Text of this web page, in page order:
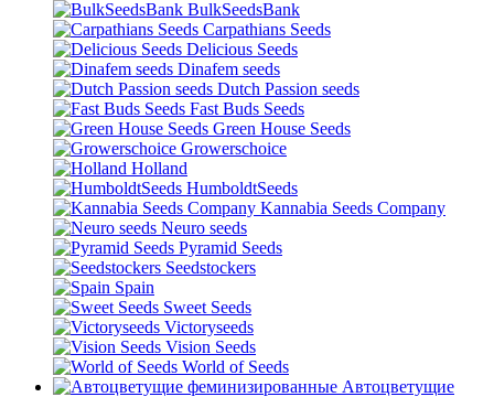
BulkSeedsBank
Carpathians Seeds
Delicious Seeds
Dinafem seeds
Dutch Passion seeds
Fast Buds Seeds
Green House Seeds
Growerschoice
Holland
HumboldtSeeds
Kannabia Seeds Company
Neuro seeds
Pyramid Seeds
Seedstockers
Spain
Sweet Seeds
Victoryseeds
Vision Seeds
World of Seeds
Автоцветущие